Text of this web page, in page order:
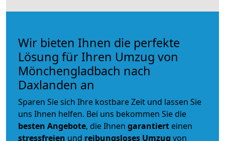
Wir bieten Ihnen die perfekte
Lösung für Ihren Umzug von
Mönchengladbach nach
Daxlanden an
Sparen Sie sich Ihre kostbare Zeit und lassen Sie
uns Ihnen helfen. Bei uns bekommen Sie die
besten Angebote, die Ihnen garantiert einen
stressfreien und reibungsloses Umzug von